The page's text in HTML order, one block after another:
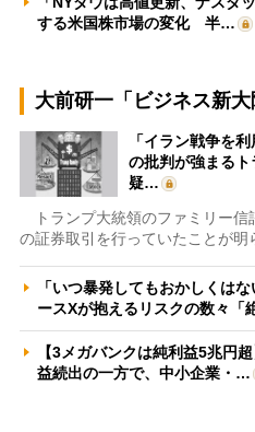
する米国株市場の変化 半…
大前研一「ビジネス新
「イラン戦争を
の批判が強まる
疑…
トランプ大統領のファミリー信
の証券取引を行っていたことが明
「いつ暴発してもおかしくは
ースXが抱えるリスクの数々「
【3メガバンクは純利益5兆円
益続出の一方で、中小企業・…